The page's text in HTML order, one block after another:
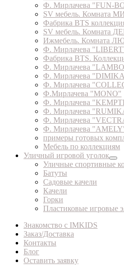
Ф. Мирлачева "FUN-
SV мебель. Комната
Фабрика BTS
SV мебель. Комната
Ижмебель. Комната
Ф. Мирлачева
Фабрика BTS.
Ф. Мирлачева
Ф. Мирлачева
Ф. Мирлачева
Ф.Мирлачева "MONO"
Ф. Мирлачева
Ф. Мирлачева
Ф. Мирлачева
Ф. Мирлачева
примеры готовых
Мебель по коллекциям
Уличный игровой уголок
Уличные спортивные
Батуты
Садовые качели
Качели
Горки
Пластиковые игровые
Знакомство с IMKIDS
Заказ/Доставка
Контакты
Блог
Оставить заявку